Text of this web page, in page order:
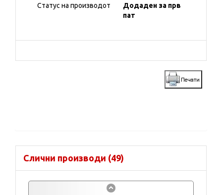
Статус на производот
Додаден за прв
пат
Слични производи (49)